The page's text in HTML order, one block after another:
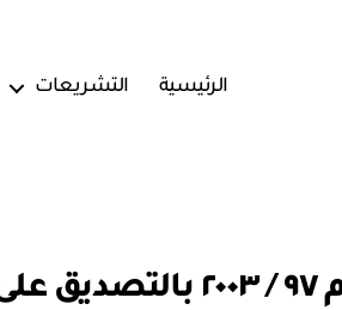
الرئيسية التشريعات
مرسوم سلطاني رقم